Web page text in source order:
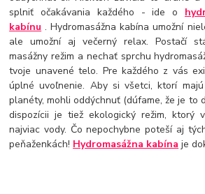
splniť očakávania každého - ide o
kabínu . Hydromasážna kabína umožní
ale umožní aj večerný relax. Postačí
masážny režim a nechať sprchu
tvoje unavené telo. Pre každého z vás
úplné uvoľnenie. Aby si všetci, ktorí
planéty, mohli oddýchnuť (dúfame, že je to
dispozícii je tiež ekologický režim, ktorý
najviac vody. Čo nepochybne poteší aj
peňaženkách! Hydromasážna kabína je